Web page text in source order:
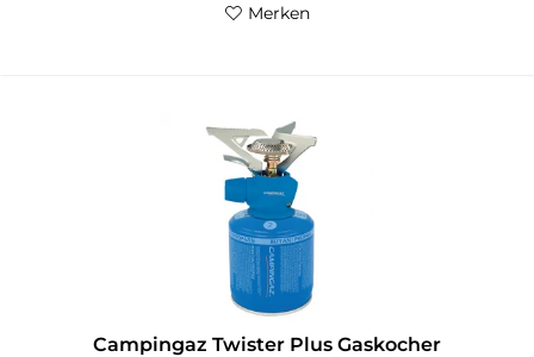
Merken
Campingaz Twister Plus Gaskocher